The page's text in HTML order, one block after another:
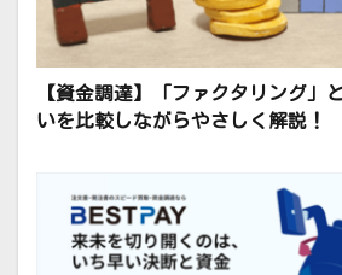
【資金調達】「ファクタリング」
いを比較しながらやさしく解説！